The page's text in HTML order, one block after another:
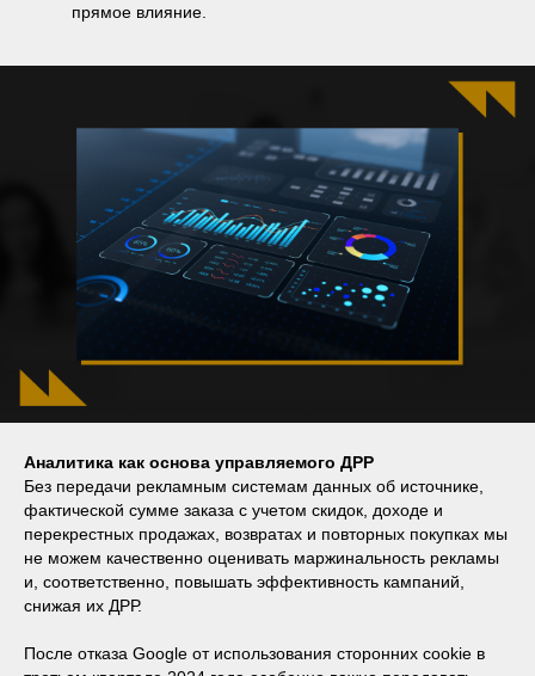
прямое влияние.
Аналитика как основа управляемого ДРР
Без передачи рекламным системам данных об источнике,
фактической сумме заказа с учетом скидок, доходе и
перекрестных продажах, возвратах и повторных покупках мы
не можем качественно оценивать маржинальность рекламы
и, соответственно, повышать эффективность кампаний,
снижая их ДРР.
После отказа Google от использования сторонних cookie в